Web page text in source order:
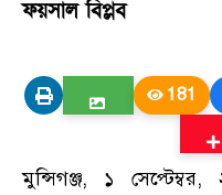
ফয়সাল বিপ্লব
181
মুন্সিগঞ্জ, ১